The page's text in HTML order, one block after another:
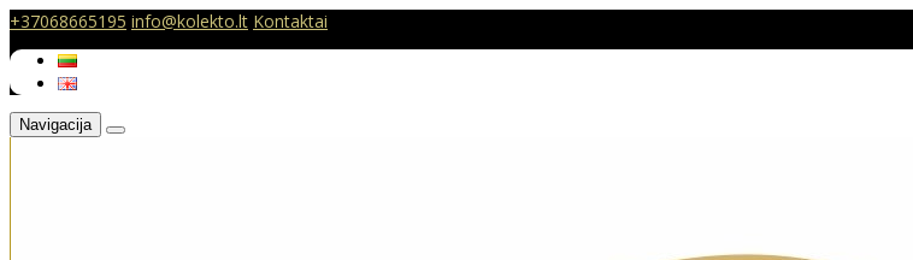
+37068665195 info@kolekto.lt Kontaktai
Navigacija